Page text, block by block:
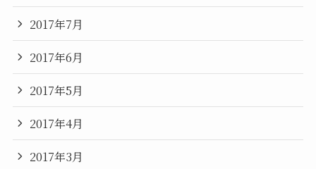
2017年7月
2017年6月
2017年5月
2017年4月
2017年3月